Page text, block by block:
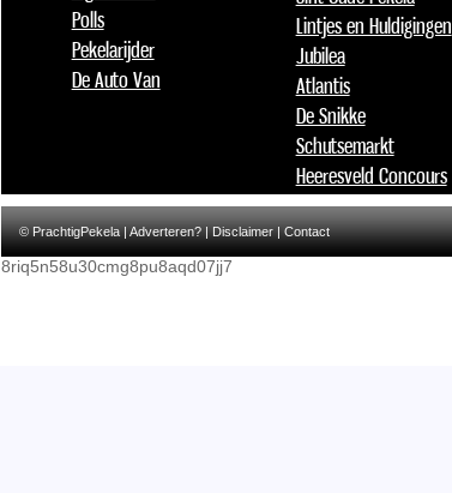
Polls
Pekelarijder
De Auto Van
Lintjes en Huldigingen
Jubilea
Atlantis
De Snikke
Schutsemarkt
Heeresveld Concours
© PrachtigPekela |Adverteren?|Disclaimer|Contact
8riq5n58u30cmg8pu8aqd07jj7